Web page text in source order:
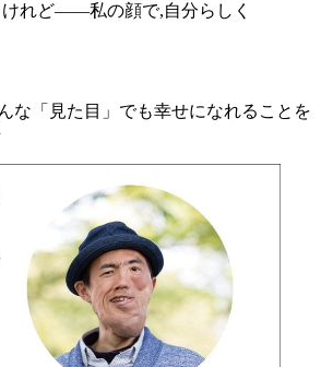
けれど――私の顔で,自分らしく
な「見た目」でも幸せになれることを